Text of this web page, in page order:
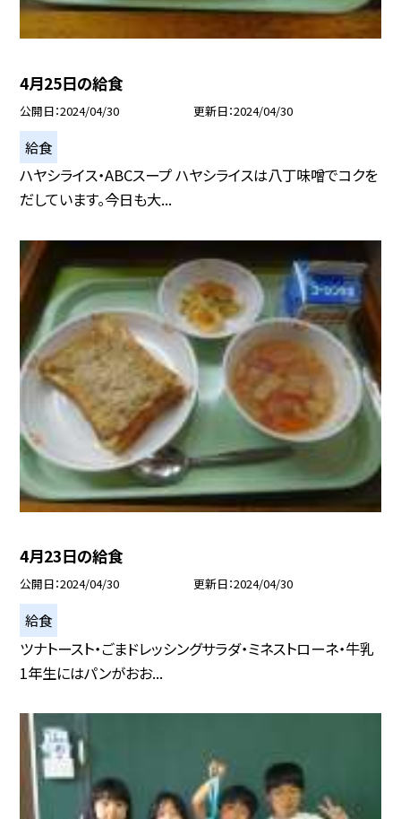
4月25日の給食
公開日 2024/04/30 更新日 2024/04/30
給食
ハヤシライス・ABCスープ ハヤシライスは八丁味噌でコクを
だしています。今日も大...
4月23日の給食
公開日 2024/04/30 更新日 2024/04/30
給食
ツナトースト・ごまドレッシングサラダ・ミネストローネ・牛乳
1年生にはパンがおお...